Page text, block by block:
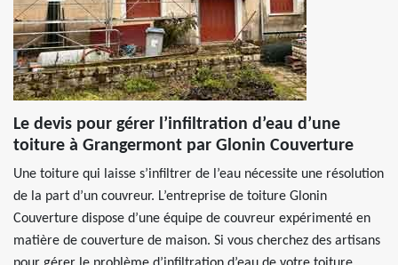
Le devis pour gérer l’infiltration d’eau d’une
toiture à Grangermont par Glonin Couverture
Une toiture qui laisse s’infiltrer de l’eau nécessite une résolution
de la part d’un couvreur. L’entreprise de toiture Glonin
Couverture dispose d’une équipe de couvreur expérimenté en
matière de couverture de maison. Si vous cherchez des artisans